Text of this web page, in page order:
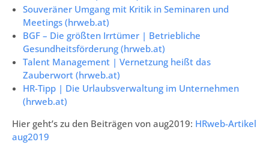
Souveräner Umgang mit Kritik in Seminaren und
Meetings (hrweb.at)
BGF – Die größten Irrtümer | Betriebliche
Gesundheitsförderung (hrweb.at)
Talent Management | Vernetzung heißt das
Zauberwort (hrweb.at)
HR-Tipp | Die Urlaubsverwaltung im Unternehmen
(hrweb.at)
Hier geht’s zu den Beiträgen von aug2019: HRweb-Artikel
aug2019